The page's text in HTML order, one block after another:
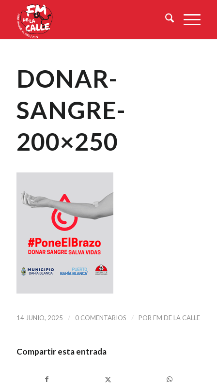
DONAR-
SANGRE-
200×250
14 JUNIO, 2025 / 0 COMENTARIOS / POR FM DE LA CALLE
Compartir esta entrada